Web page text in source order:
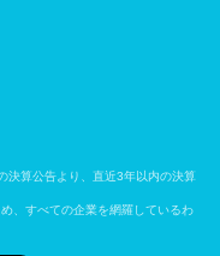
決算公告より、直近3年以内の決算
、すべての企業を網羅しているわ